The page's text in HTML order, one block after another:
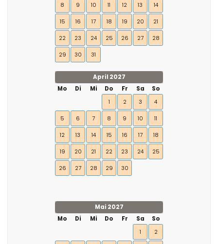
8 9 10 11 12 13 14
15 16 17 18 19 20 21
22 23 24 25 26 27 28
29 30 31
April 2027
Mo
Di Mi Do Fr Sa
So
1
2 3 4
5 6 7 8 9 10 11
12 13 14 15 16 17 18
19 20 21 22 23 24 25
26 27 28 29 30
Mai 2027
Mo
Di Mi Do Fr Sa
So
1
2